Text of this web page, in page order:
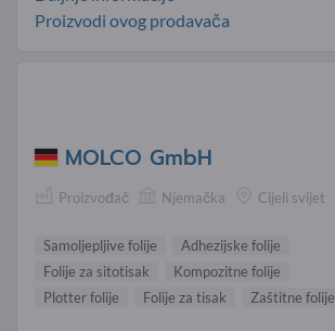
Proizvodi ovog prodavača
MOLCO GmbH
Proizvođač Njemačka Cijeli svijet
Samoljepljive folije
Adhezijske folije
Folije za sitotisak
Kompozitne folije
Plotter folije
Folije za tisak Zaštitne folije